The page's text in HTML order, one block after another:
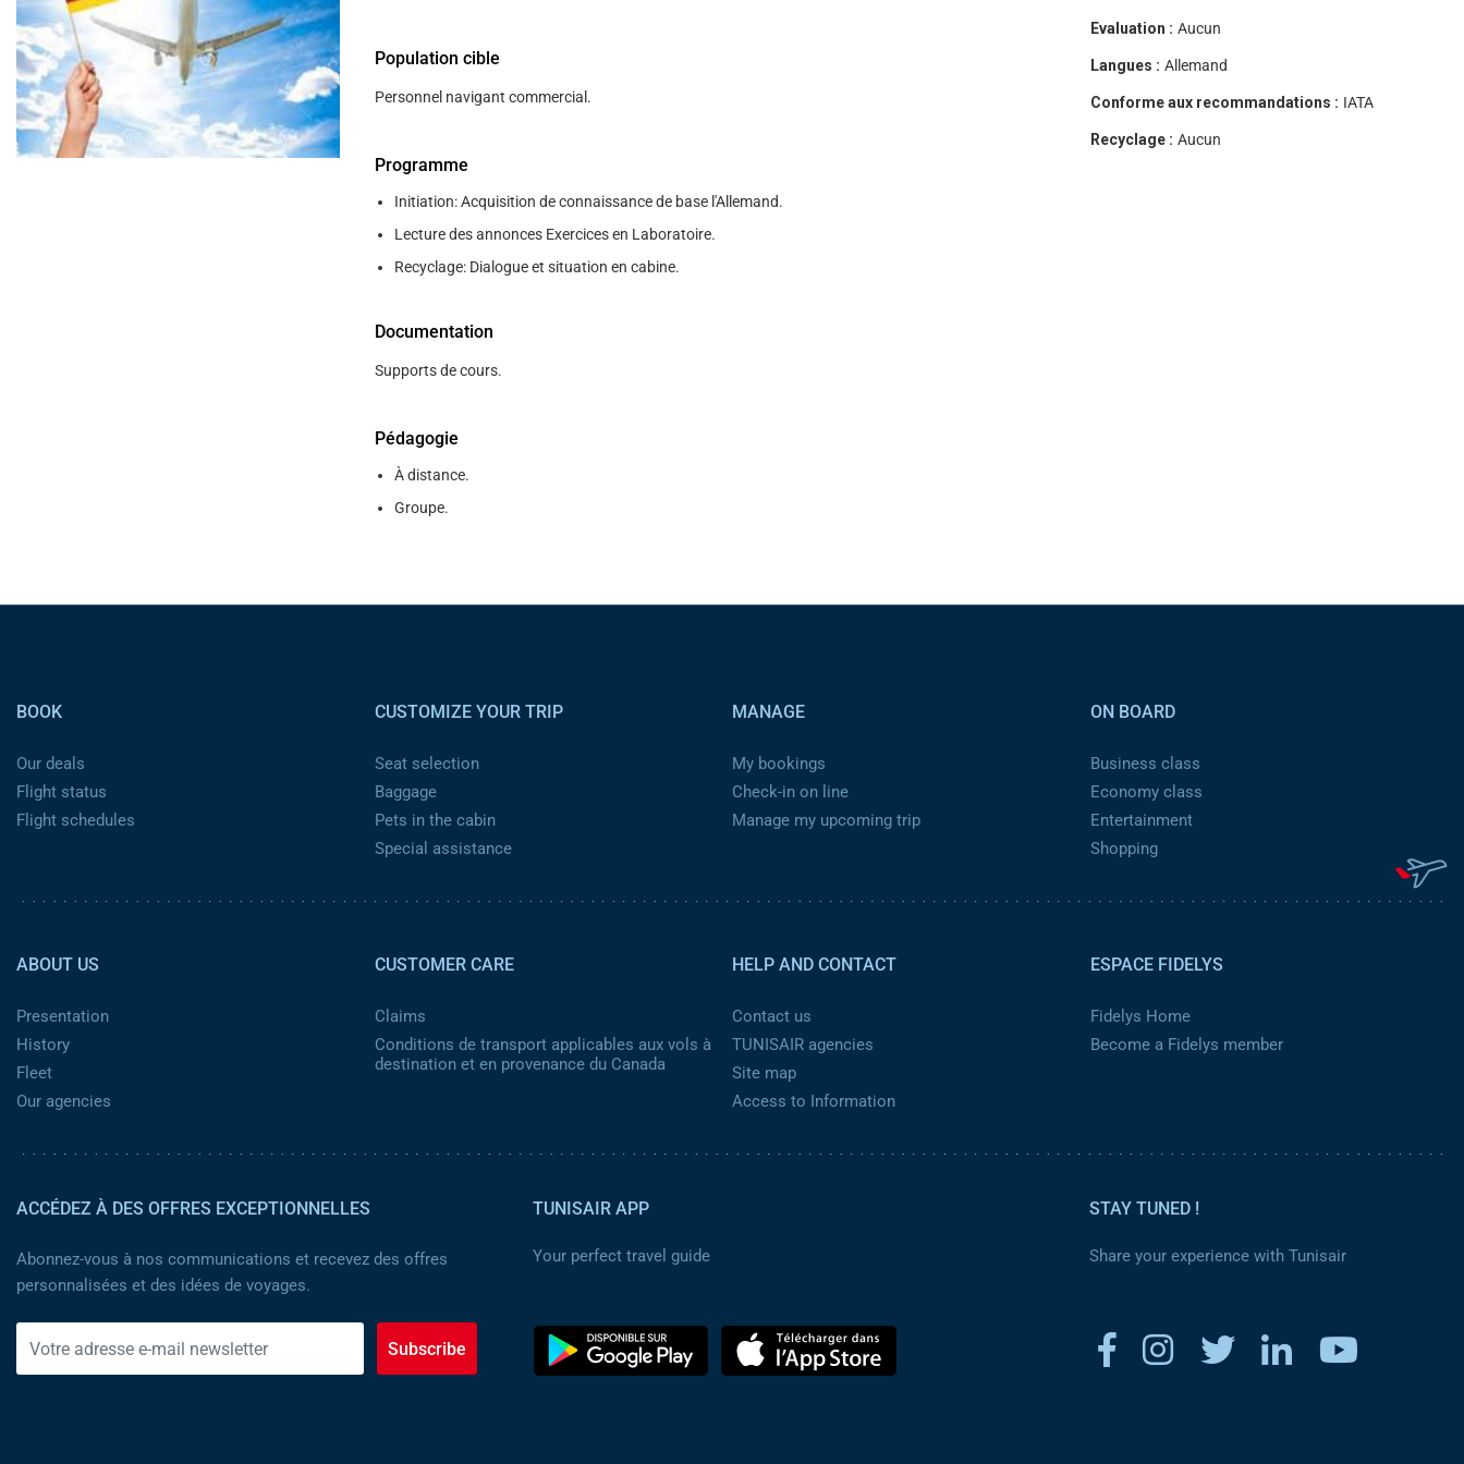
help
you
navigate
and
interact
with
the
content.
Population cible
Personnel navigant commercial.
Programme
Initiation: Acquisition de connaissance de base l'Allemand.
Lecture des annonces Exercices en Laboratoire.
Recyclage: Dialogue et situation en cabine.
Documentation
Supports de cours.
Pédagogie
À distance.
Groupe.
Evaluation : Aucun
Langues : Allemand
Conforme aux recommandations : IATA
Recyclage : Aucun
BOOK
Our deals
Flight status
Flight schedules
CUSTOMIZE YOUR TRIP
Seat selection
Baggage
Pets in the cabin
Special assistance
MANAGE
My bookings
Check-in on line
Manage my upcoming trip
ON BOARD
Business class
Economy class
Entertainment
Shopping
ABOUT US
Presentation
History
Fleet
Our agencies
CUSTOMER CARE
Claims
Conditions de transport applicables aux vols à
destination et en provenance du Canada
HELP AND CONTACT
Contact us
TUNISAIR agencies
Site map
Access to Information
ESPACE FIDELYS
Fidelys Home
Become a Fidelys member
ACCÉDEZ À DES OFFRES EXCEPTIONNELLES
Abonnez-vous à nos communications et recevez des offres
personnalisées et des idées de voyages.
Subscribe
TUNISAIR APP
Your perfect travel guide
STAY TUNED !
Share your experience with Tunisair